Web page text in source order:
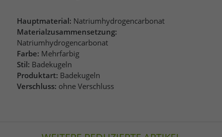
Hauptmaterial: Natriumhydrogencarbonat
Materialzusammensetzung:
Natriumhydrogencarbonat
Farbe: Mehrfarbig
Stil: Badekugeln
Produktart: Badekugeln
Verschluss: ohne Verschluss